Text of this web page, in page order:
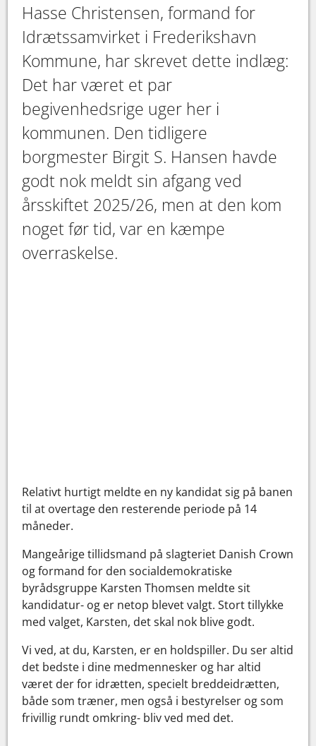
Hasse Christensen, formand for
Idrætssamvirket i Frederikshavn
Kommune, har skrevet dette indlæg:
Det har været et par
begivenhedsrige uger her i
kommunen. Den tidligere
borgmester Birgit S. Hansen havde
godt nok meldt sin afgang ved
årsskiftet 2025/26, men at den kom
noget før tid, var en kæmpe
overraskelse.
Relativt hurtigt meldte en ny kandidat sig på banen
til at overtage den resterende periode på 14
måneder.
Mangeårige tillidsmand på slagteriet Danish Crown
og formand for den socialdemokratiske
byrådsgruppe Karsten Thomsen meldte sit
kandidatur- og er netop blevet valgt. Stort tillykke
med valget, Karsten, det skal nok blive godt.
Vi ved, at du, Karsten, er en holdspiller. Du ser altid
det bedste i dine medmennesker og har altid
været der for idrætten, specielt breddeidrætten,
både som træner, men også i bestyrelser og som
frivillig rundt omkring- bliv ved med det.